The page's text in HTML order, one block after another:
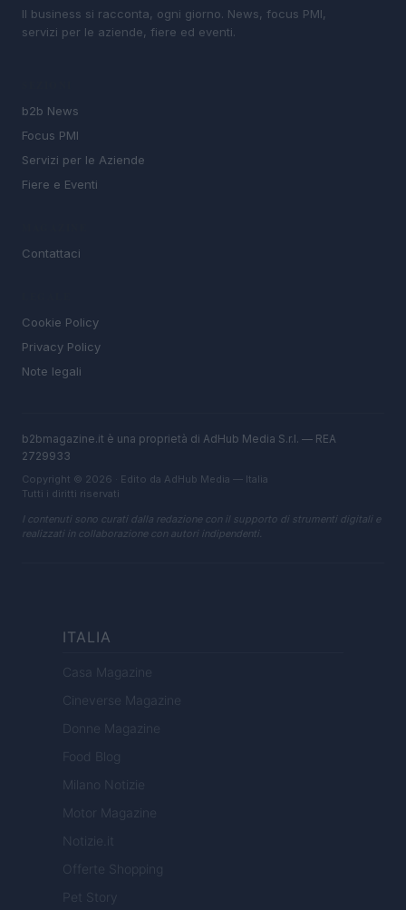
Il business si racconta, ogni giorno. News, focus PMI,
servizi per le aziende, fiere ed eventi.
b2b News
Focus PMI
Servizi per le Aziende
Fiere e Eventi
Contattaci
Cookie Policy
Privacy Policy
Note legali
b2bmagazine.it è una proprietà di AdHub Media S.r.l. — REA
2729933
Copyright © 2026 · Edito da AdHub Media — Italia
Tutti i diritti riservati
I contenuti sono curati dalla redazione con il supporto di strumenti digitali e
realizzati in collaborazione con autori indipendenti.
ITALIA
Casa Magazine
Cineverse Magazine
Donne Magazine
Food Blog
Milano Notizie
Motor Magazine
Notizie.it
Offerte Shopping
Pet Story